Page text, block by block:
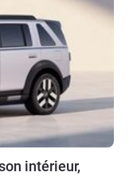
intérieur,